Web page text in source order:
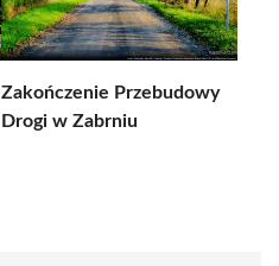
Zakończenie Przebudowy
Drogi w Zabrniu